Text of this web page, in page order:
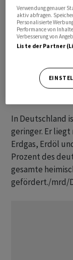
Deutschland
Heimische
Prozent des
Prozent
werde bereits
In Deutschland
geringer. Er liegt
Erdgas, Erdöl
Prozent des
gesamte
gefördert./mrd/
Verwendung genauer
aktiv abfragen.
Personalisierte
Performance von
Verbesserung von
Liste der Partner